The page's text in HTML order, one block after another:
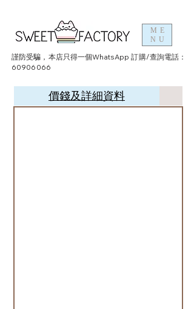
ME
NU
謹防受騙，本店只得一個WhatsApp 訂購/查詢電話：
60906066
價錢及詳細資料